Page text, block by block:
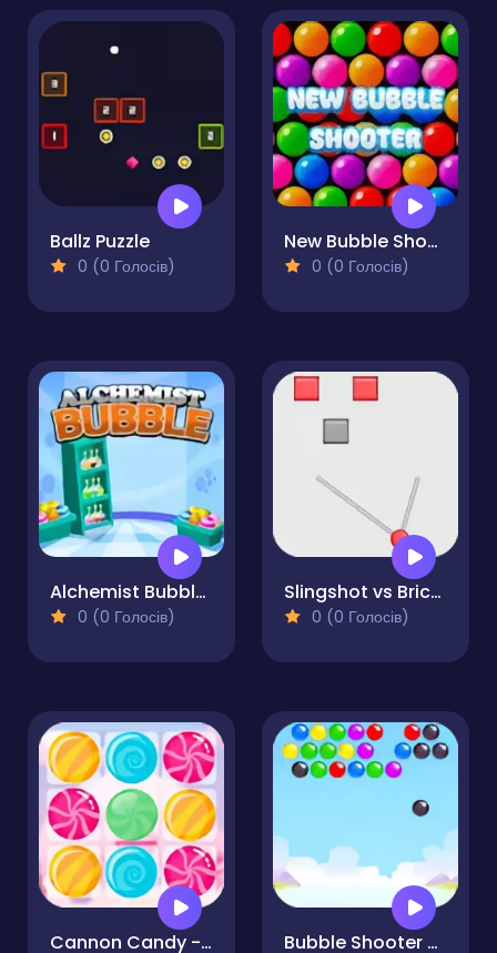
Ballz Puzzle
0 (0 Голосів)
New Bubble Shooter
0 (0 Голосів)
Alchemist Bubbles
0 (0 Голосів)
Slingshot vs Bricks
0 (0 Голосів)
Cannon Candy - Shooter Bubble Candy Blast Bubble Shooter Blast Master